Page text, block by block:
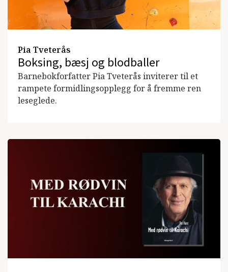
Pia Tveterås
Boksing, bæsj og blodballer
Barnebokforfatter Pia Tveterås inviterer til et
rampete formidlingsopplegg for å fremme ren
leseglede.